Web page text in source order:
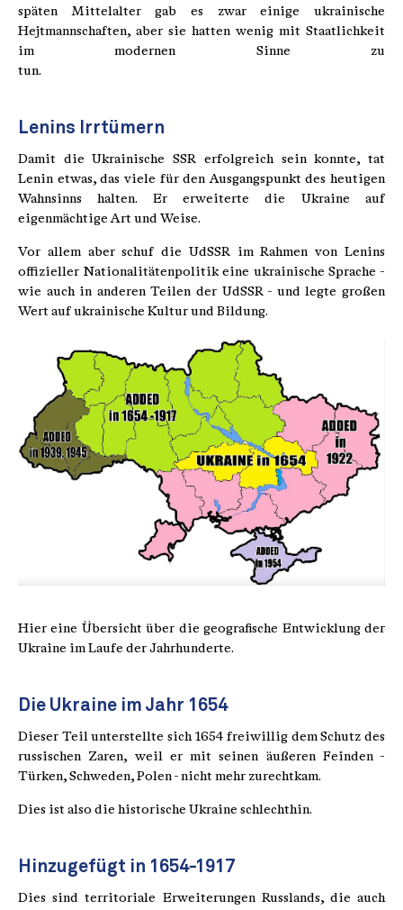
späten Mittelalter gab es zwar einige ukrainische
Hejtmannschaften, aber sie hatten wenig mit Staatlichkeit
im modernen Sinne zu
tun.
Lenins Irrtümern
Damit die Ukrainische SSR erfolgreich sein konnte, tat
Lenin etwas, das viele für den Ausgangspunkt des heutigen
Wahnsinns halten. Er erweiterte die Ukraine auf
eigenmächtige Art und Weise.
Vor allem aber schuf die UdSSR im Rahmen von Lenins
offizieller Nationalitätenpolitik eine ukrainische Sprache -
wie auch in anderen Teilen der UdSSR - und legte großen
Wert auf ukrainische Kultur und Bildung.
Hier eine Übersicht über die geografische Entwicklung der
Ukraine im Laufe der Jahrhunderte.
Die Ukraine im Jahr 1654
Dieser Teil unterstellte sich 1654 freiwillig dem Schutz des
russischen Zaren, weil er mit seinen äußeren Feinden -
Türken, Schweden, Polen - nicht mehr zurechtkam.
Dies ist also die historische Ukraine schlechthin.
Hinzugefügt in 1654-1917
Dies sind territoriale Erweiterungen Russlands, die auch